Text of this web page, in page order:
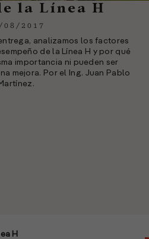
la Línea H
08/2017
analizamos los factores
de la Línea H y por qué
importancia ni pueden ser
mejora. Por el Ing. Juan Pablo
H